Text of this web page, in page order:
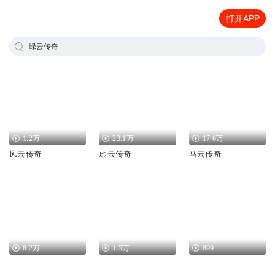
打开APP
绿云传奇
1.2万
风云传奇
23.1万
虚云传奇
17.6万
马云传奇
8.2万 1.5万 899